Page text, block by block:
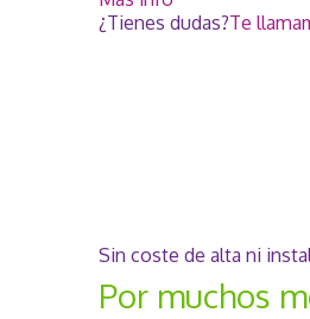
¿Tienes dudas?Te
Sin coste de alta ni
Por muchos